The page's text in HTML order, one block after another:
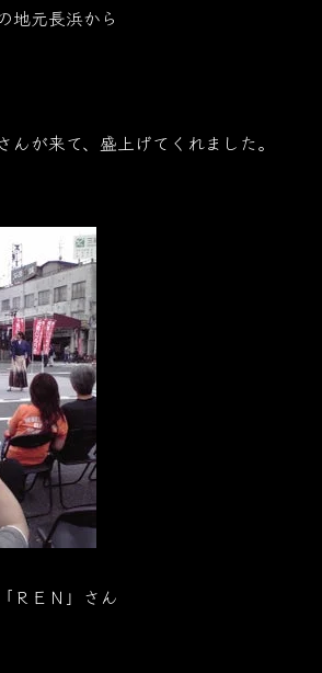
地元長浜から
んが来て、盛上げてくれました。
ＲＥＮ」さん